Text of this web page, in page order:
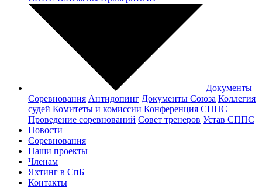
Документы
Соревнования Антидопинг Документы Cоюза Коллегия
судей Комитеты и комиссии Конференция СППС
Проведение соревнований Совет тренеров Устав СППС
Новости
Соревнования
Наши проекты
Членам
Яхтинг в СпБ
Контакты